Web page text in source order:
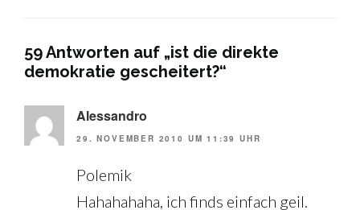
59 Antworten auf „ist die direkte
demokratie gescheitert?“
Alessandro
29. NOVEMBER 2010 UM 11:39 UHR
Polemik
Hahahahaha, ich finds einfach geil.